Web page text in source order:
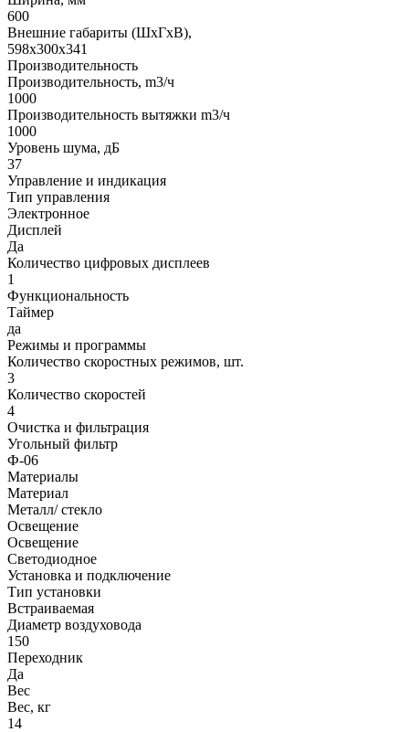
600
Внешние габариты (ШхГхВ),
598x300x341
Производительность
Производительность, m3/ч
1000
Производительность вытяжки m3/ч
1000
Уровень шума, дБ
37
Управление и индикация
Тип управления
Электронное
Дисплей
Да
Количество цифровых дисплеев
1
Функциональность
Таймер
да
Режимы и программы
Количество скоростных режимов, шт.
3
Количество скоростей
4
Очистка и фильтрация
Угольный фильтр
Ф-06
Материалы
Материал
Металл/ стекло
Освещение
Освещение
Светодиодное
Установка и подключение
Тип установки
Встраиваемая
Диаметр воздуховода
150
Переходник
Да
Вес
Вес, кг
14